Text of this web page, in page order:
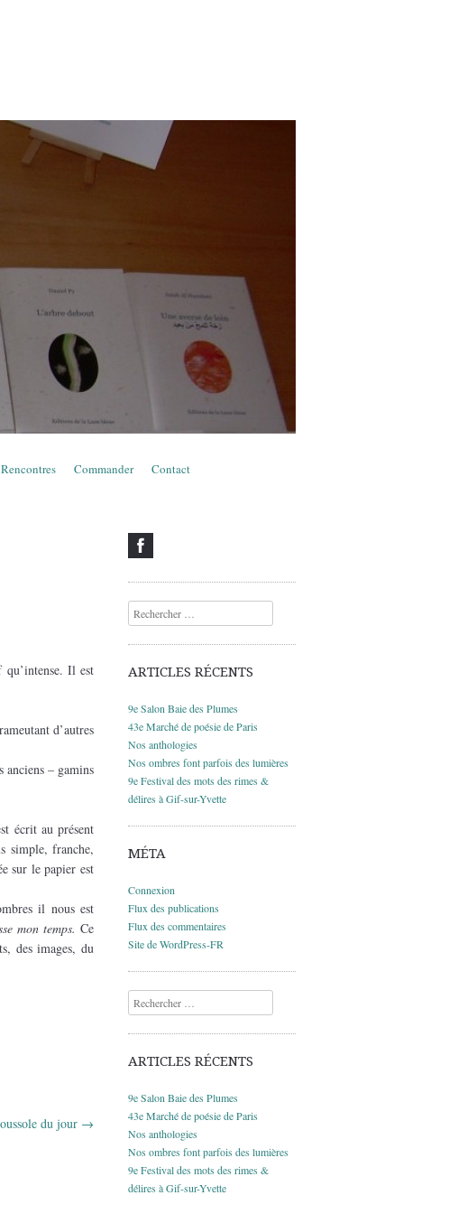
Rencontres Commander Contact
Il est
d’autres
anciens – gamins
écrit au présent
simple, franche,
sur le papier est
il nous est
mon temps. Ce
des images, du
du jour →
Recherche
ARTICLES RÉCENTS
9e Salon Baie des Plumes
43e Marché de poésie de Paris
Nos anthologies
Nos ombres font parfois des lumières
9e Festival des mots des rimes &
délires à Gif-sur-Yvette
MÉTA
Connexion
Flux des publications
Flux des commentaires
Site de WordPress-FR
Recherche
ARTICLES RÉCENTS
9e Salon Baie des Plumes
43e Marché de poésie de Paris
Nos anthologies
Nos ombres font parfois des lumières
9e Festival des mots des rimes &
délires à Gif-sur-Yvette